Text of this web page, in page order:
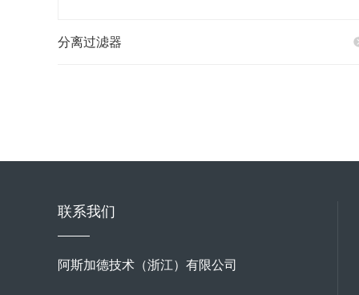
分离过滤器
联系我们
阿斯加德技术（浙江）有限公司